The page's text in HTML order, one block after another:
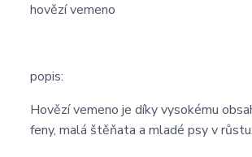
hovězí vemeno
popis:
Hovězí vemeno je díky vysokému
feny, malá štěňata a mladé psy v růstu.